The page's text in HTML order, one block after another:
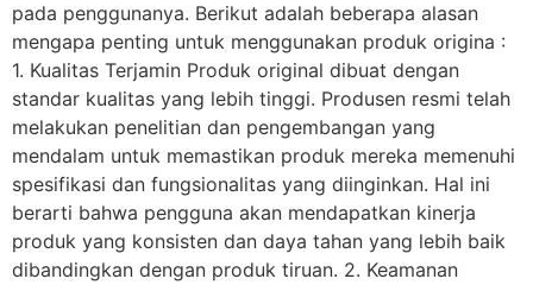
pada penggunanya. Berikut adalah beberapa alasan
mengapa penting untuk menggunakan produk origina :
1. Kualitas Terjamin Produk original dibuat dengan
standar kualitas yang lebih tinggi. Produsen resmi telah
melakukan penelitian dan pengembangan yang
mendalam untuk memastikan produk mereka memenuhi
spesifikasi dan fungsionalitas yang diinginkan. Hal ini
berarti bahwa pengguna akan mendapatkan kinerja
produk yang konsisten dan daya tahan yang lebih baik
dibandingkan dengan produk tiruan. 2. Keamanan